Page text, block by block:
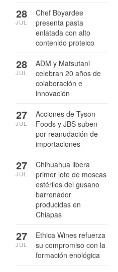
Chef Boyardee
presenta pasta
enlatada con alto
contenido proteico
28
JUL
ADM y Matsutani
celebran 20 años de
colaboración e
innovación
28
JUL
Acciones de Tyson
Foods y JBS suben
por reanudación de
importaciones
27
JUL
Chihuahua libera
primer lote de moscas
estériles del gusano
barrenador
producidas en
Chiapas
27
JUL
Ethica Wines refuerza
su compromiso con la
formación enológica
27
JUL